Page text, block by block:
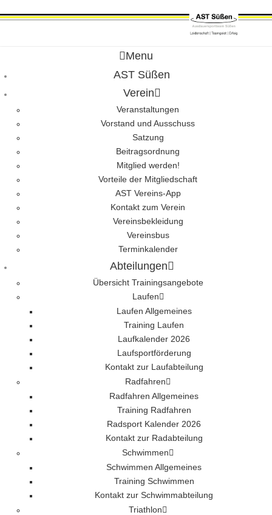
Menu
AST Süßen
Verein
Veranstaltungen
Vorstand und Ausschuss
Satzung
Beitragsordnung
Mitglied werden!
Vorteile der Mitgliedschaft
AST Vereins-App
Kontakt zum Verein
Vereinsbekleidung
Vereinsbus
Terminkalender
Abteilungen
Übersicht Trainingsangebote
Laufen
Laufen Allgemeines
Training Laufen
Laufkalender 2026
Laufsportförderung
Kontakt zur Laufabteilung
Radfahren
Radfahren Allgemeines
Training Radfahren
Radsport Kalender 2026
Kontakt zur Radabteilung
Schwimmen
Schwimmen Allgemeines
Training Schwimmen
Kontakt zur Schwimmabteilung
Triathlon